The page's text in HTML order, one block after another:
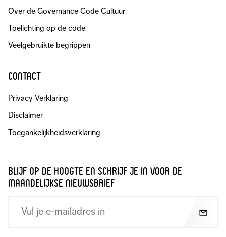
Over de Governance Code Cultuur
Toelichting op de code
Veelgebruikte begrippen
contact
Privacy Verklaring
Disclaimer
Toegankelijkheidsverklaring
blijf op de hoogte en schrijf je in voor de
maandelijkse nieuwsbrief